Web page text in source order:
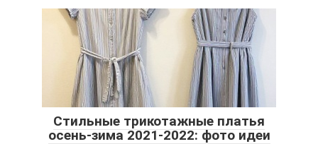
Стильные трикотажные платья
осень-зима 2021-2022: фото идеи